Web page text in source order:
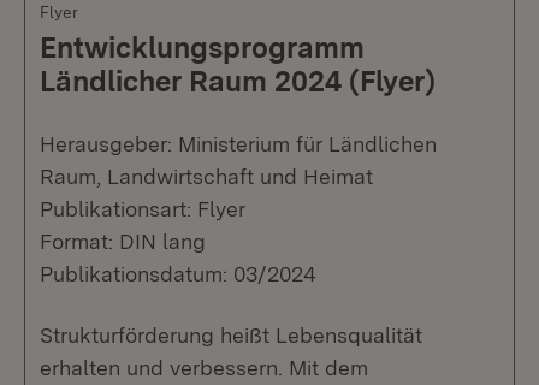
Flyer
Entwicklungsprogramm
Ländlicher Raum 2024 (Flyer)
Herausgeber: Ministerium für Ländlichen
Raum, Landwirtschaft und Heimat
Publikationsart: Flyer
Format: DIN lang
Publikationsdatum: 03/2024
Strukturförderung heißt Lebensqualität
erhalten und verbessern. Mit dem